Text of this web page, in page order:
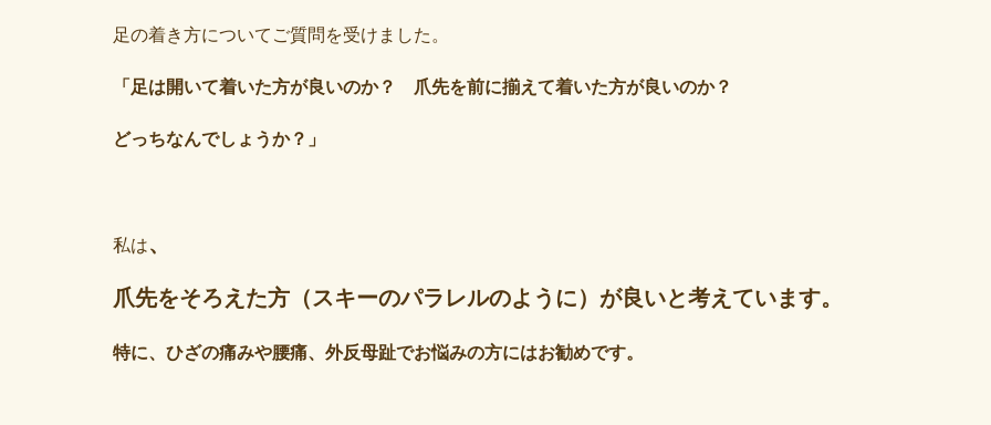
足の着き方についてご質問を受けました。
「足は開いて着いた方が良いのか？ 爪先を前に揃えて着いた方が良いのか？
どっちなんでしょうか？」
私は、
爪先をそろえた方（スキーのパラレルのように）が良いと考えています。
特に、ひざの痛みや腰痛、外反母趾でお悩みの方にはお勧めです。